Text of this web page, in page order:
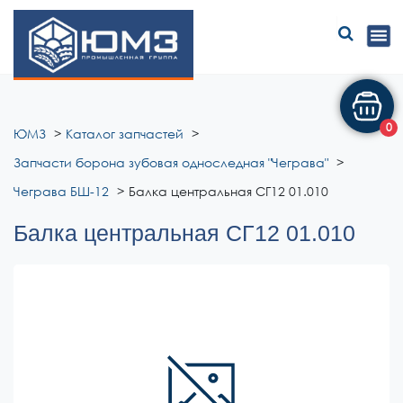
ЮМЗ
ЮМЗ
Каталог запчастей
Запчасти борона зубовая односледная "Чеграва"
Чеграва БШ-12
Балка центральная СГ12 01.010
Балка центральная СГ12 01.010
0